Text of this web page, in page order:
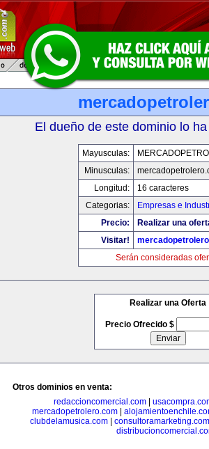
El dueño de este dominio lo
Mayusculas:
Minusculas:
Longitud:
16 caracteres
Categorias:
Empresas e
Precio:
Realizar una
Visitar!
Serán consideradas
Realizar una Oferta
Precio Ofrecido $
Otros dominios en venta:
redaccioncomercial.com
mercadopetrolero.com|
clubdelamusica.com
consultoramarketing.com